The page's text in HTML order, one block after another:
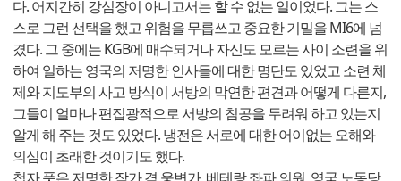
다. 어지간히 강심장이 아니고서는 할 수 없는 일이었다. 그는 스
스로 그런 선택을 했고 위험을 무릅쓰고 중요한 기밀을 MI6에 넘
겼다. 그 중에는 KGB에 매수되거나 자신도 모르는 사이 소련을 위
하여 일하는 영국의 저명한 인사들에 대한 명단도 있었고 소련 체
제와 지도부의 사고 방식이 서방의 막연한 편견과 어떻게 다른지,
그들이 얼마나 편집광적으로 서방의 침공을 두려워 하고 있는지
알게 해 주는 것도 있었다. 냉전은 서로에 대한 어이없는 오해와
의심이 초래한 것이기도 했다.